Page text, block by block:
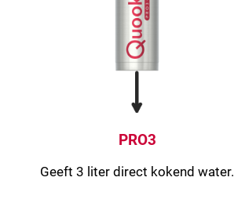
PRO3
Geeft 3 liter direct kokend water.